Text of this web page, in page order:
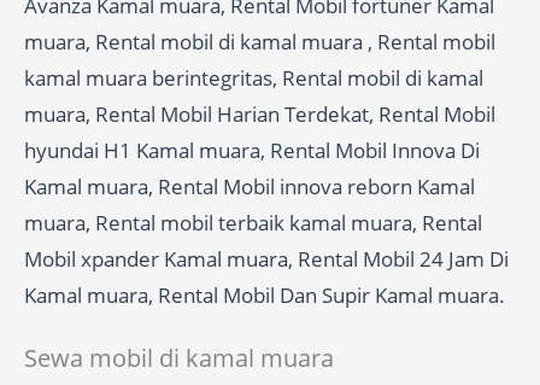
Avanza Kamal muara, Rental Mobil fortuner Kamal
muara, Rental mobil di kamal muara , Rental mobil
kamal muara berintegritas, Rental mobil di kamal
muara, Rental Mobil Harian Terdekat, Rental Mobil
hyundai H1 Kamal muara, Rental Mobil Innova Di
Kamal muara, Rental Mobil innova reborn Kamal
muara, Rental mobil terbaik kamal muara, Rental
Mobil xpander Kamal muara, Rental Mobil 24 Jam Di
Kamal muara, Rental Mobil Dan Supir Kamal muara.
Sewa mobil di kamal muara